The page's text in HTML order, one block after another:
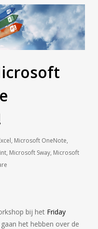
, Microsoft OneNote,
, Microsoft Sway, Microsoft
bij het Friday
het hebben over de